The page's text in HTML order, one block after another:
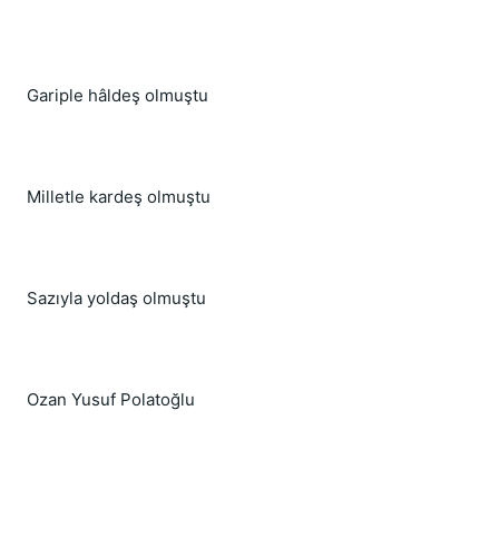
Gariple hâldeş olmuştu
Milletle kardeş olmuştu
Sazıyla yoldaş olmuştu
Ozan Yusuf Polatoğlu